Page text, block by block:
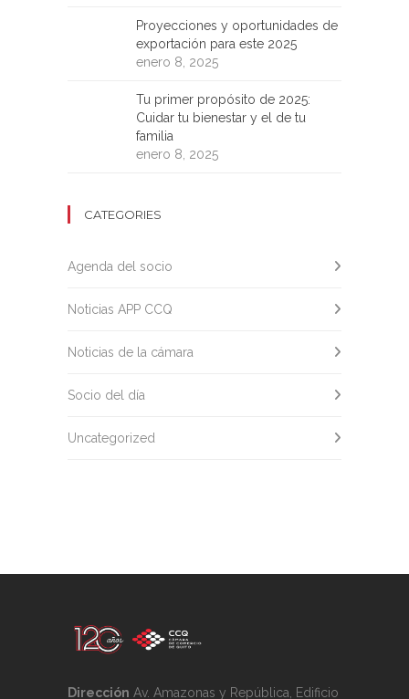
Proyecciones y oportunidades de
exportación para este 2025
enero 8, 2025
Tu primer propósito de 2025:
Cuidar tu bienestar y el de tu
familia
enero 8, 2025
CATEGORIES
Agenda del socio
Noticias APP CCQ
Noticias de la cámara
Socio del día
Uncategorized
Dirección Av. Amazonas y República, Edificio